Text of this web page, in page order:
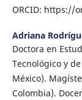
ORCID: https://
Adriana
Doctora en
Tecnológico y
México).
Colombia).